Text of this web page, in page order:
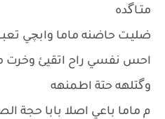
متـاگده
ضليـت حاضنه ماما وابچي
احس نفسي راح اتقيئ
وگتلهه حتة اطمنهه
م ماما باعي اصلا بابا